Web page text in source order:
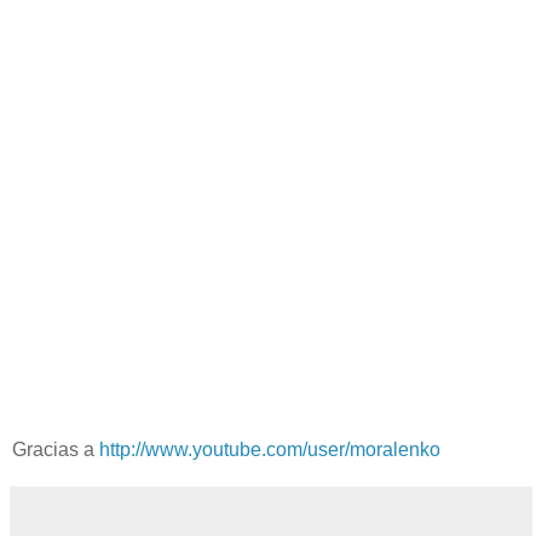
Gracias a http://www.youtube.com/user/moralenko